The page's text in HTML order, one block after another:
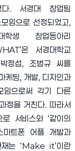
. 서경대 창업팀
임으로 선정되었고,
생 창업동아리
은 서경대학교
박정섭, 조범규 씨를
케팅, 개발, 디자인과
임으로써 각기 다른
정을 거친다. 따라서
로 서비스와 ‘같이의
마트폰 어플 개발과
는 ‘Make it’이란